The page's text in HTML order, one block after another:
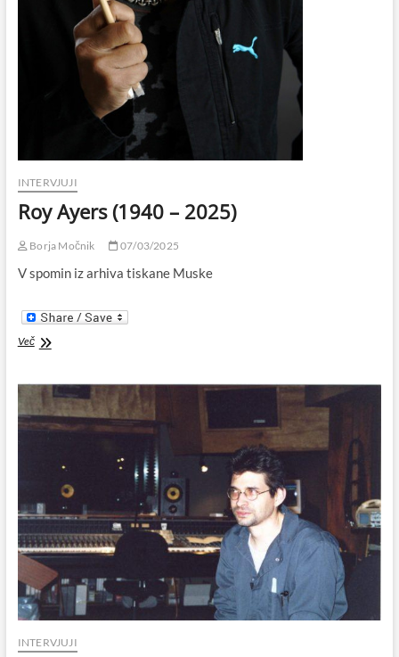
INTERVJUJI
Roy Ayers (1940 – 2025)
Borja Močnik 07/03/2025
V spomin iz arhiva tiskane Muske
VečRoy
–
2025)
INTERVJUJI